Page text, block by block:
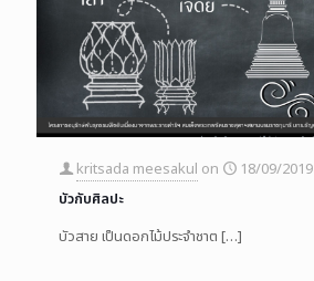
kritsada meesakul on
18/09/2019
บัวกับศิลปะ
บัวสาย เป็นดอกไม้ประจําชาต […]